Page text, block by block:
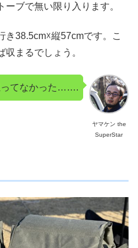
ブで無い限り入ります。
き38.5cm☓縦57cmです。こ
まるでしょう。
ヤマケン the
SuperStar
ってなかった…….